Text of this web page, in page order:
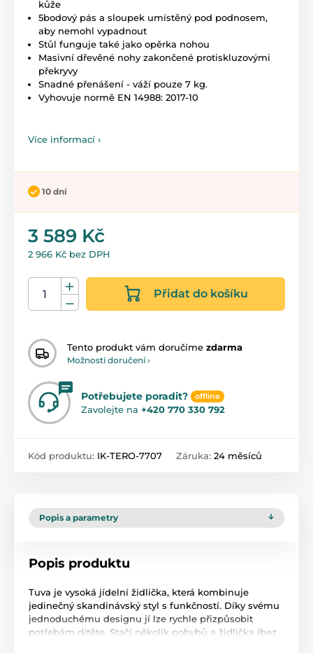
kůže
5bodový pás a sloupek umístěný pod podnosem,
aby nemohl vypadnout
Stůl funguje také jako opěrka nohou
Masivní dřevěné nohy zakončené protiskluzovými
překryvy
Snadné přenášení - váží pouze 7 kg.
Vyhovuje normě EN 14988: 2017-10
Více informací ›
10 dní
3 589 Kč
2 966 Kč bez DPH
Přidat do košíku
Tento produkt vám doručíme zdarma
Možnosti doručení ›
Potřebujete poradit? offline
Zavolejte na +420 770 330 792
Kód produktu: IK-TERO-7707 Záruka: 24 měsíců
Popis a parametry
Popis produktu
Tuva je vysoká jídelní židlička, která kombinuje
jedinečný skandinávský styl s funkčností. Díky svému
jednoduchému designu jí lze rychle přizpůsobit
potřebám dítěte. Stačí několik pohybů a židlička (bez